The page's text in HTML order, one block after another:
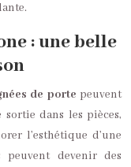
: une belle
de porte peuvent
dans les pièces,
l’esthétique d’une
peuvent devenir des